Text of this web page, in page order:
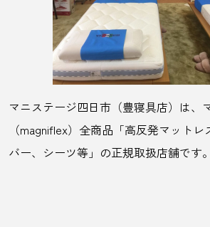
マニステージ四日市（豊寝具店）は、
（magniflex）全商品「高反発マット
バー、シーツ等」の正規取扱店舗です。